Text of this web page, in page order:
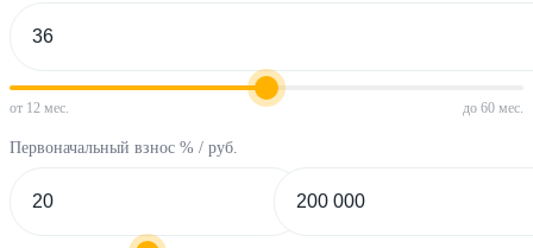
от 12 мес. до 60 мес.
Первоначальный взнос % / руб.